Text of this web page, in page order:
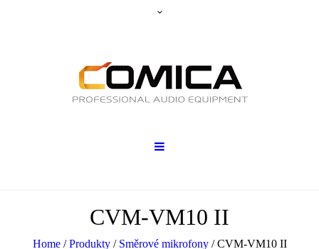
CVM-VM10 II
Home /Produkty / Směrové mikrofony /CVM-VM10 II